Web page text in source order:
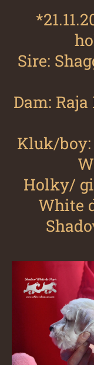
Sire:
Dam:
Kluk/boy:
Holky/
White